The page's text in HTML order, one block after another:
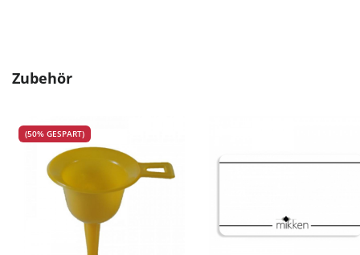
Produktgalerie überspringen
Zubehör
(50% GESPART)